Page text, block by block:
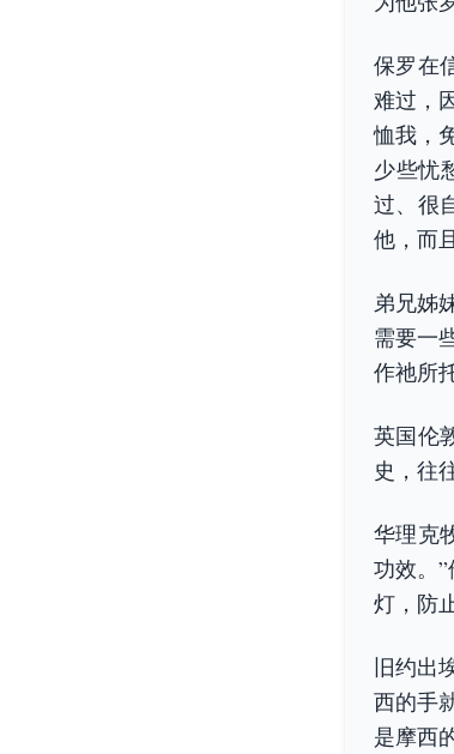
保罗在
难过，
恤我，
少些忧
过、很
他，而
弟兄姊
需要一
作祂所
英国伦
史，往
华理克
功效。
灯，防
旧约出
西的手
是摩西